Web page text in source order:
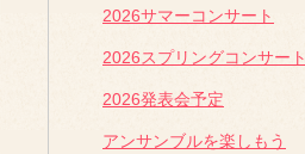
2026サマーコンサート
2026スプリングコンサート
2026発表会予定
アンサンブルを楽しもう